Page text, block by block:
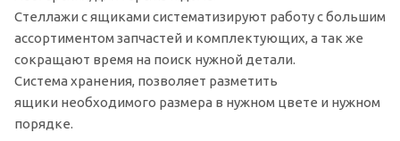
Стеллажи с ящиками систематизируют работу с большим
ассортиментом запчастей и комплектующих, а так же
сокращают время на поиск нужной детали.
Система хранения, позволяет разметить
ящики необходимого размера в нужном цвете и нужном
порядке.